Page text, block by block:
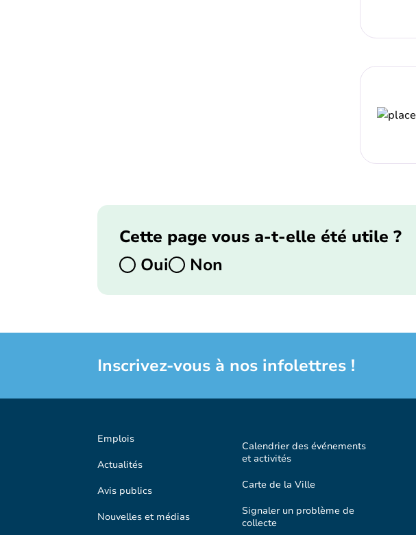
Cette page vous a-t-elle été utile ?
Oui
Non
Inscrivez-vous à nos infolettres !
Emplois
Actualités
Avis publics
Nouvelles et médias
Calendrier des événements
et activités
Carte de la Ville
Signaler un problème de
collecte